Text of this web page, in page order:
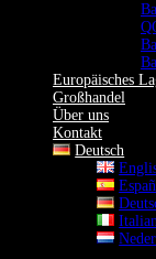
Europäisches
Großhandel
Über uns
Kontakt
Deutsch